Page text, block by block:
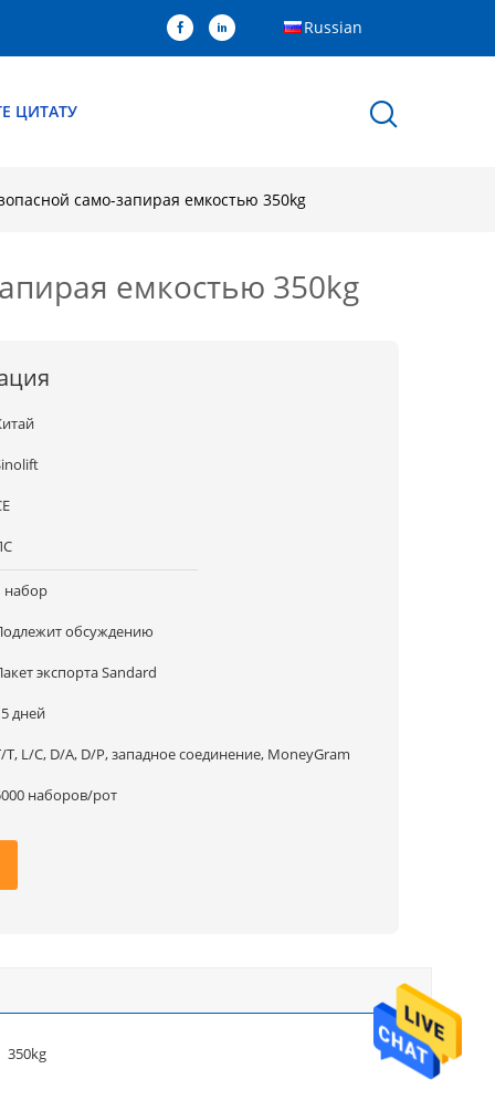
Russian
ЦИТАТУ
само-запирая емкостью 350kg
емкостью 350kg
набор
обсуждению
экспорта Sandard
дней
T, L/C, D/A, D/P, западное соединение, MoneyGram
наборов/рот
350kg